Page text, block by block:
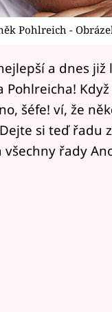
Pohlreich -
a dnes
Pohlreicha!
šéfe! ví, že
si teď řadu
řady